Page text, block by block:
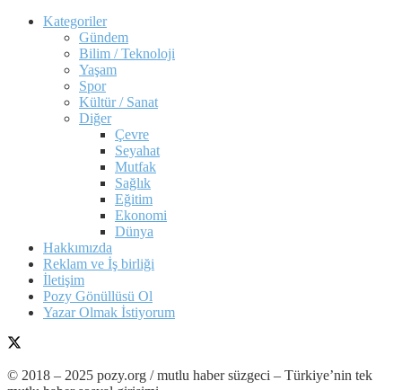
Kategoriler
Gündem
Bilim / Teknoloji
Yaşam
Spor
Kültür / Sanat
Diğer
Çevre
Seyahat
Mutfak
Sağlık
Eğitim
Ekonomi
Dünya
Hakkımızda
Reklam ve İş birliği
İletişim
Pozy Gönüllüsü Ol
Yazar Olmak İstiyorum
© 2018 – 2025 pozy.org / mutlu haber süzgeci – Türkiye’nin tek